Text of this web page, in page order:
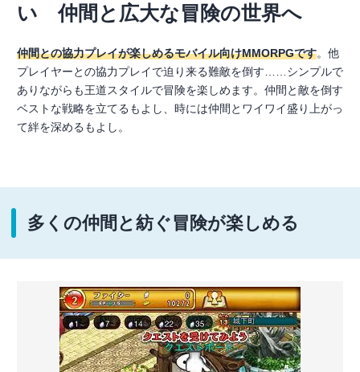
い 仲間と広大な冒険の世界へ
仲間との協力プレイが楽しめるモバイル向けMMORPGです。他
プレイヤーとの協力プレイで迫り来る難敵を倒す……シンプルで
ありながらも王道スタイルで冒険を楽しめます。仲間と敵を倒す
ベストな戦略を立てるもよし、時には仲間とワイワイ盛り上がっ
て絆を深めるもよし。
多くの仲間と紡ぐ冒険が楽しめる